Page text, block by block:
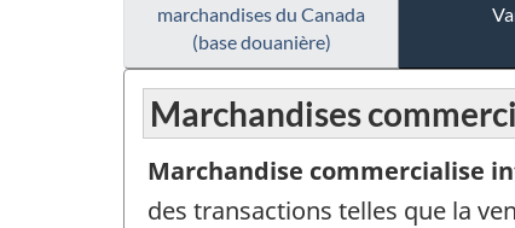
marchandises du Canada
(base douanière)
Marchandises
Marchandise commercialise
des transactions telles que la